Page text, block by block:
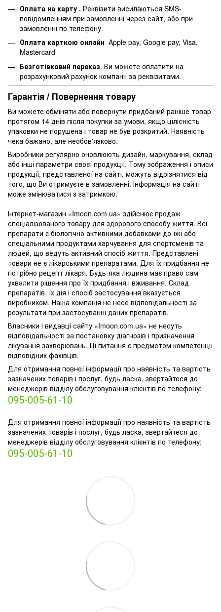
Оплата на карту . Реквізити висилаються SMS-
повідомленням при замовленні через сайт, або при
замовленні по телефону.
Оплата карткою онлайн Apple pay, Google pay, Visa,
Mastercard
Безготівковий переказ. Ви можете оплатити на
розрахунковий рахунок компанії за реквізитами.
Гарантія / Повернення товару
Ви можете обміняти або повернути придбаний раніше товар
протягом 14 днів після покупки за умови, якщо цілісність
упаковки не порушена і товар не був розкритий. Наявність
чека бажано, але необов'язково.
Виробники регулярно оновлюють дизайн, маркування, склад
або інші параметри своєї продукції. Тому зображення і описи
продукції, представленої на сайті, можуть відрізнятися від
того, що Ви отримуєте в замовленні. Інформація на сайті
може змінюватися з затримкою.
Інтернет-магазин «Imoon.com.ua» здійснює продаж
спеціалізованого товару для здорового способу життя. Всі
препарати є біологічно активними добавками до їжі або
спеціальними продуктами харчування для спортсменів та
людей, що ведуть активний спосіб життя. Представлені
товари не є лікарськими препаратами. Для їх придбання не
потрібно рецепт лікаря. Будь-яка людина має право сам
ухвалити рішення про їх придбання і вживання. Склад
препаратів, їх дія і спосіб застосування вказується
виробником. Наша компанія не несе відповідальності за
результати при застосуванні даних препаратів.
Власники і видавці сайту «Imoon.com.ua» не несуть
відповідальності за постановку діагнозів і призначення
лікування захворювань. Ці питання є предметом компетенції
відповідних фахівців.
Для отримання повної інформації про наявність та вартість
зазначених товарів і послуг, будь ласка, звертайтеся до
менеджерів відділу обслуговування клієнтів по телефону:
095-005-61-10
Для отримання повної інформації про наявність та вартість
зазначених товарів і послуг, будь ласка, звертайтеся до
менеджерів відділу обслуговування клієнтів по телефону:
095-005-61-10